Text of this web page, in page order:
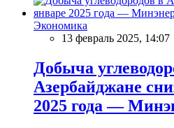
Экономика
13 февраль 2025, 14:07
Добыча
Азербайджане
2025 года —